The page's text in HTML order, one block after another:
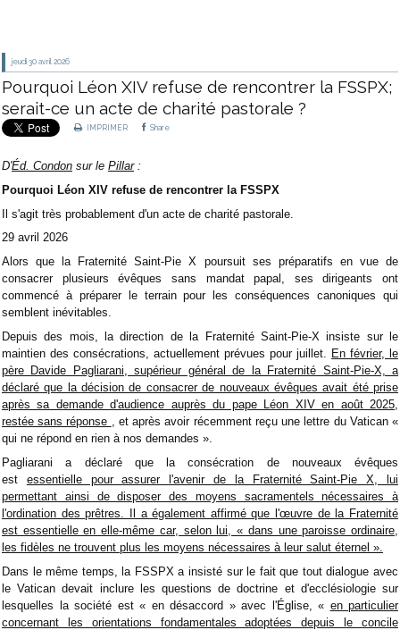
jeudi 30 avril 2026
Pourquoi Léon XIV refuse de rencontrer la FSSPX;
serait-ce un acte de charité pastorale ?
IMPRIMER Share
D'Éd. Condon sur le Pillar:
Pourquoi Léon XIV refuse de rencontrer la FSSPX
Il s'agit très probablement d'un acte de charité pastorale.
29 avril 2026
Alors que la Fraternité Saint-Pie X poursuit ses préparatifs en vue de
consacrer plusieurs évêques sans mandat papal, ses dirigeants ont
commencé à préparer le terrain pour les conséquences canoniques qui
semblent inévitables.
Depuis des mois, la direction de la Fraternité Saint-Pie-X insiste sur le
maintien des consécrations, actuellement prévues pour juillet. En février, le
père Davide Pagliarani, supérieur général de la Fraternité Saint-Pie-X, a
déclaré que la décision de consacrer de nouveaux évêques avait été prise
après sa demande d'audience auprès du pape Léon XIV en août 2025,
restée sans réponse
, et après avoir récemment reçu une lettre du Vatican «
qui ne répond en rien à nos demandes ».
Pagliarani a déclaré que la consécration de nouveaux évêques
est essentielle pour assurer l'avenir de la Fraternité Saint-Pie X, lui
permettant ainsi de disposer des moyens sacramentels nécessaires à
l'ordination des prêtres. Il a également affirmé que l'œuvre de la Fraternité
est essentielle en elle-même car, selon lui, « dans une paroisse ordinaire,
les fidèles ne trouvent plus les moyens nécessaires à leur salut éternel ».
Dans le même temps, la FSSPX a insisté sur le fait que tout dialogue avec
le Vatican devait inclure les questions de doctrine et d'ecclésiologie sur
lesquelles la société est « en désaccord » avec l'Église, « en particulier
concernant les orientations fondamentales adoptées depuis le concile